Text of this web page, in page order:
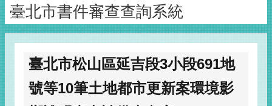
臺北市書件審查查詢系統
臺北市松山區延吉段3小段691地
號等10筆土地都市更新案環境影